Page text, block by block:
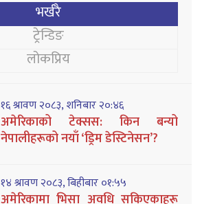
भर्खरै
ट्रेन्डिङ
लोकप्रिय
१६ श्रावण २०८३, शनिबार २०:४६
अमेरिकाको टेक्सस: किन बन्यो
नेपालीहरूको नयाँ ‘ड्रिम डेस्टिनेसन’?
१४ श्रावण २०८३, बिहीबार ०१:५५